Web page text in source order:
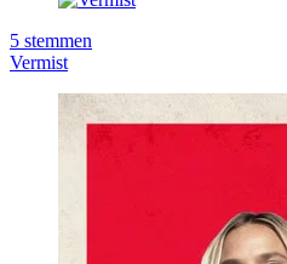
5 stemmen
Vermist